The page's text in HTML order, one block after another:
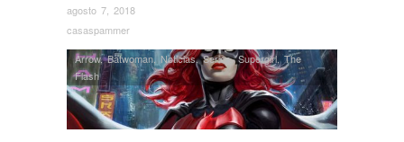
agosto 7, 2018
casaspammer
Arrow,Batwoman, Noticias,Series,Supergirl,The
Flash